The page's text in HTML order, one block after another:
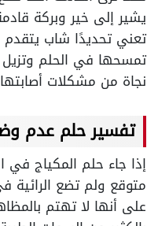
يشير إلى خير وبركة
تعني تحديدًا شاب يتقدم
تمسحها في الحلم
نجاة من مشكلات
تفسير حلم عدم
إذا جاء حلم المكياج في
متوقع ولم تضع الرائية
على أنها لا تهتم